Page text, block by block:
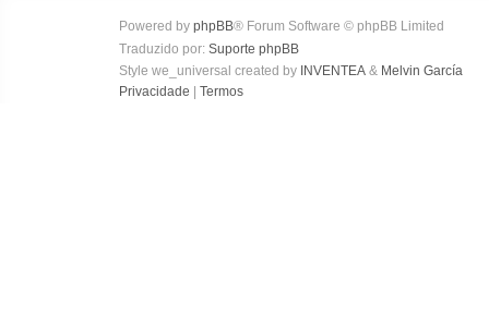
Powered by phpBB® Forum Software © phpBB Limited
Traduzido por: Suporte phpBB
Style we_universal created by INVENTEA & Melvin García
Privacidade
Termos